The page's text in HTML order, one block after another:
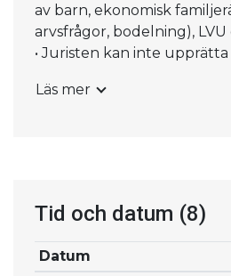
av barn, ekonomisk
arvsfrågor, bodelning),
• Juristen kan inte
du kan gå vidare.
senast 17.15 samma dag
rådgivning.
• Du kan bara få
barn, ekonomisk
Läs mer
Tid och datum (8)
Datum